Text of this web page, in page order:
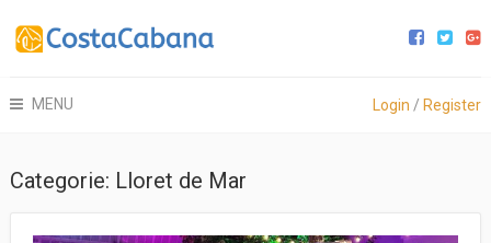
MENU Login / Register
Categorie: Lloret de Mar